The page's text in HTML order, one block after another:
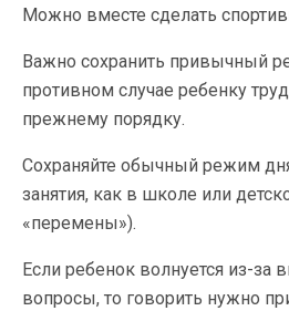
Можно вместе сделать
Важно сохранить привычный
противном случае ребенку
прежнему порядку.
Сохраняйте обычный режим
занятия, как в школе или
«перемены»).
Если ребенок волнуется из-за
вопросы, то говорить нужно